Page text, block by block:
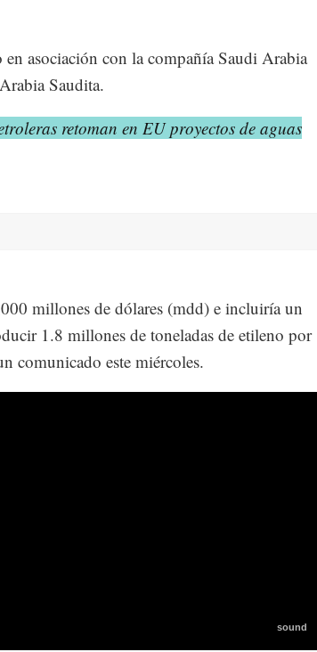
asociación con la compañía Saudi Arabia
Saudita.
retoman en EU proyectos de aguas
millones de dólares (mdd) e incluiría un
1.8 millones de toneladas de etileno por
comunicado este miércoles.